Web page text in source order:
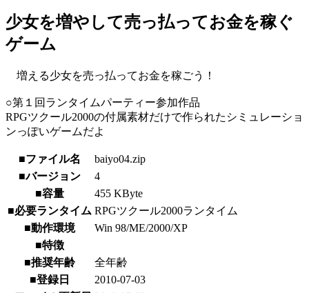
少女を増やして売っ払ってお金を稼ぐ
ゲーム
増える少女を売っ払ってお金を稼ごう！
○第１回ランタイムパーティー参加作品
RPGツクール2000の付属素材だけで作られたシミュレーショ
ンっぽいゲームだよ
■ファイル名
baiyo04.zip
■バージョン
4
■容量
455 KByte
■必要ランタイム RPGツクール2000ランタイム
■動作環境
Win 98/ME/2000/XP
■特徴
■推奨年齢
全年齢
■登録日
2010-07-03